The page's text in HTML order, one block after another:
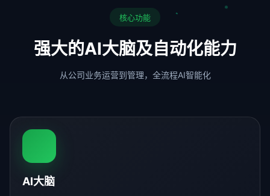
核心功能
强大的AI大脑及自动化能力
从公司业务运营到管理，全流程AI智能化
AI大脑